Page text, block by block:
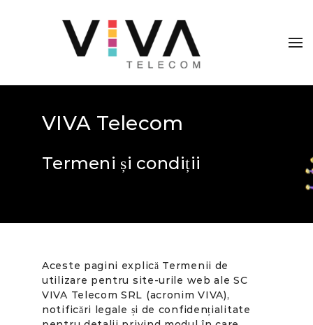
VIVA Telecom
Termeni și condiții
Aceste pagini explică Termenii de
utilizare pentru site-urile web ale SC
VIVA Telecom SRL (acronim VIVA),
notificări legale și de confidențialitate